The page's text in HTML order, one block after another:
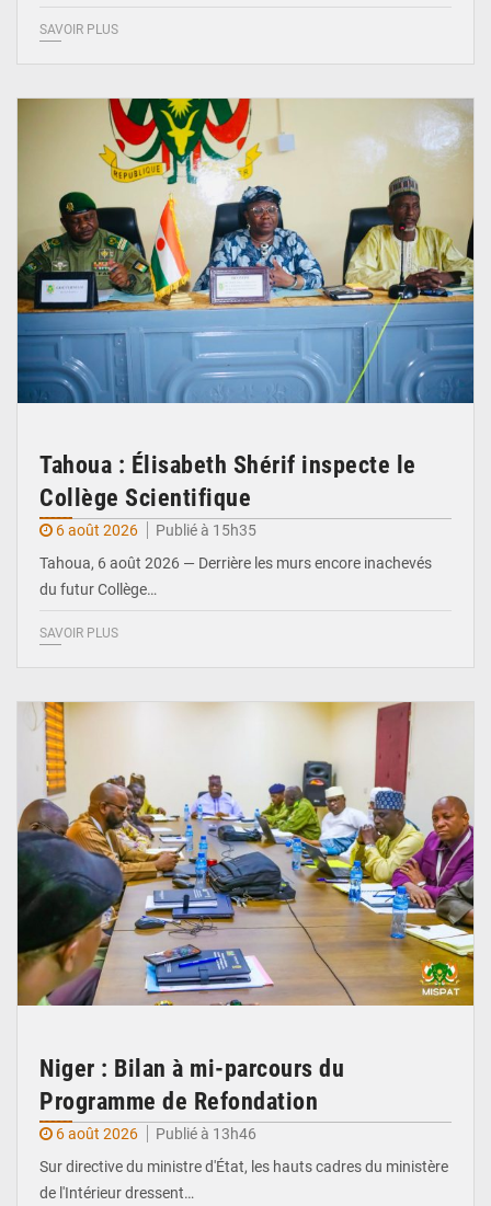
SAVOIR PLUS
Tahoua : Élisabeth Shérif inspecte le
Collège Scientifique
6 août 2026
Publié à 15h35
Tahoua, 6 août 2026 — Derrière les murs encore inachevés
du futur Collège…
SAVOIR PLUS
Niger : Bilan à mi-parcours du
Programme de Refondation
6 août 2026
Publié à 13h46
Sur directive du ministre d'État, les hauts cadres du ministère
de l'Intérieur dressent…